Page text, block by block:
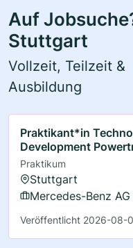
Auf
Stuttgart
Vollzeit, Teilzeit &
Ausbildung
Praktikant*in
Development
Praktikum
Stuttgart
Mercedes-Benz AG
Veröffentlicht 2026-08-